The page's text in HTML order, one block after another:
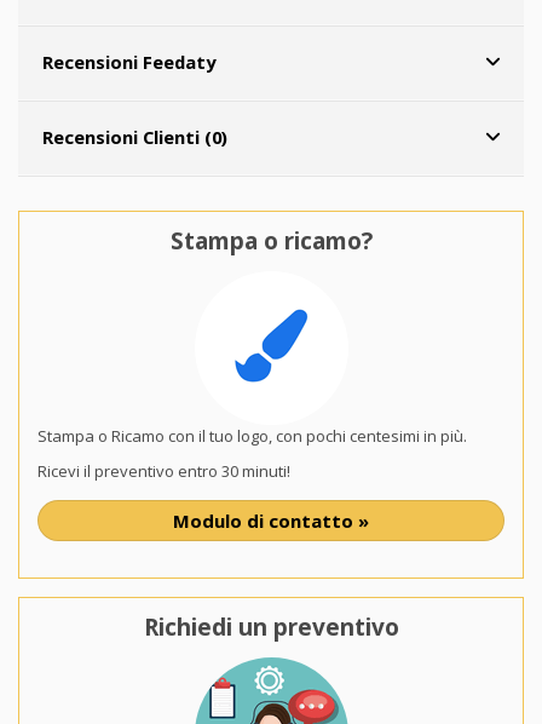
Recensioni Feedaty
Recensioni Clienti (0)
Stampa o ricamo?
Stampa o Ricamo con il tuo logo, con pochi centesimi in più.
Ricevi il preventivo entro 30 minuti!
Modulo di contatto »
Richiedi un preventivo